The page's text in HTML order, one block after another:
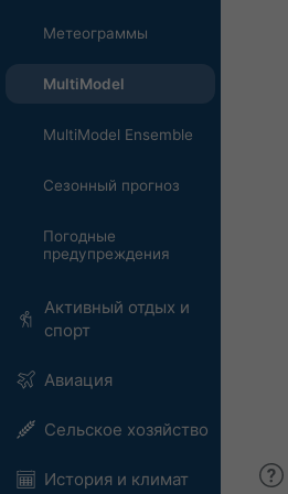
Метеограммы
MultiModel
MultiModel Ensemble
Сезонный прогноз
Погодные
предупреждения
Активный отдых и
спорт
Авиация
Сельское хозяйство
История и климат